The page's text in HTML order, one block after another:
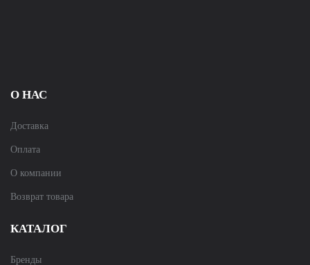
О НАС
Доставка
Оплата
О компании
Возврат товара
КАТАЛОГ
Бренды